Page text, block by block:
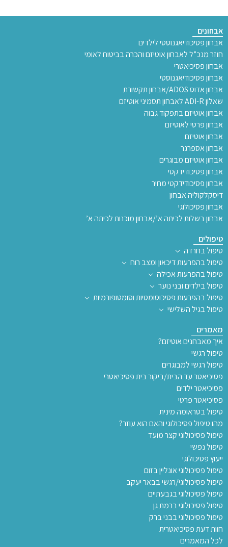
אבחונים
אבחון פסיכודיאגנוסטי לילדים
חוזר מנכ”ל לאבחון אוטיזם והכרה בביטוח לאומי
אבחון פסיכיאטרי
אבחון פסיכודיאגנוסטי
אבחון אדוס ADOS/אבחון תקשורת
שאלון ADI-R לאבחון תסמיני אוטיזם
אבחון אוטיזם בתפקוד גבוה
אבחון פרטי לאוטיזם
אבחון אוטיזם
אבחון אספרגר
אבחון אוטיזם מבוגרים
אבחון פסיכודידקטי
אבחון פסיכודידקטי מחיר
דיסקלקוליה אבחון
אבחון פסיכולוגי
אבחון בשלות לכיתה א’/אבחון מוכנות לכיתה א’
טיפולים
טיפול בחרדה
טיפול בהפרעות דיכאון ומצב רוח
טיפול בהפרעות אכילה
טיפול בילדים ובני נוער
טיפול בהפרעות פסיכוסומטיות וסומטופורמיות
טיפול בגיל השלישי
מאמרים
איך מאבחנים אוטיזם?
טיפול רגשי
טיפול רגשי למבוגרים
פסיכיאטר עד הבית/ביקור בית פסיכיאטרי
פסיכיאטר ילדים
פסיכיאטר פרטי
טיפול בטראומה מינית
מהו טיפול פסיכולוגי והאם הוא עוזר?
טיפול פסיכולוגי קצר מועד
טיפול נפשי
ייעוץ פסיכולוגי
טיפול פסיכולוגי אונליין בזום
טיפול פסיכולוגי/רגשי בבאר יעקב
טיפול פסיכולוגי בגבעתיים
טיפול פסיכולוגי ברמת גן
טיפול פסיכולוגי בבני ברק
חוות דעת פסיכיאטרית
לכל המאמרים